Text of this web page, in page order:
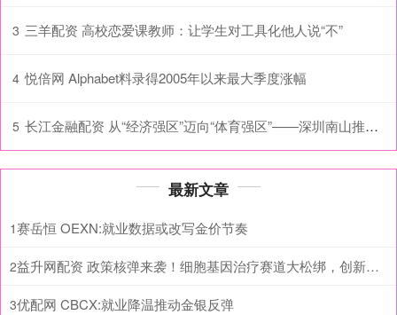
3 三羊配资 高校恋爱课教师：让学生对工具化他人说“不”
4 悦倍网 Alphabet料录得2005年以来最大季度涨幅
5 长江金融配资 从“经济强区”迈向“体育强区”——深圳南山推动体育事业高质量发展观察
最新文章
1赛岳恒 OEXN:就业数据或改写金价节奏
2 益升网配资 政策核弹来袭！细胞基因治疗赛道大松绑，创新药反转行情正式启动
3优配网 CBCX:就业降温推动金银反弹